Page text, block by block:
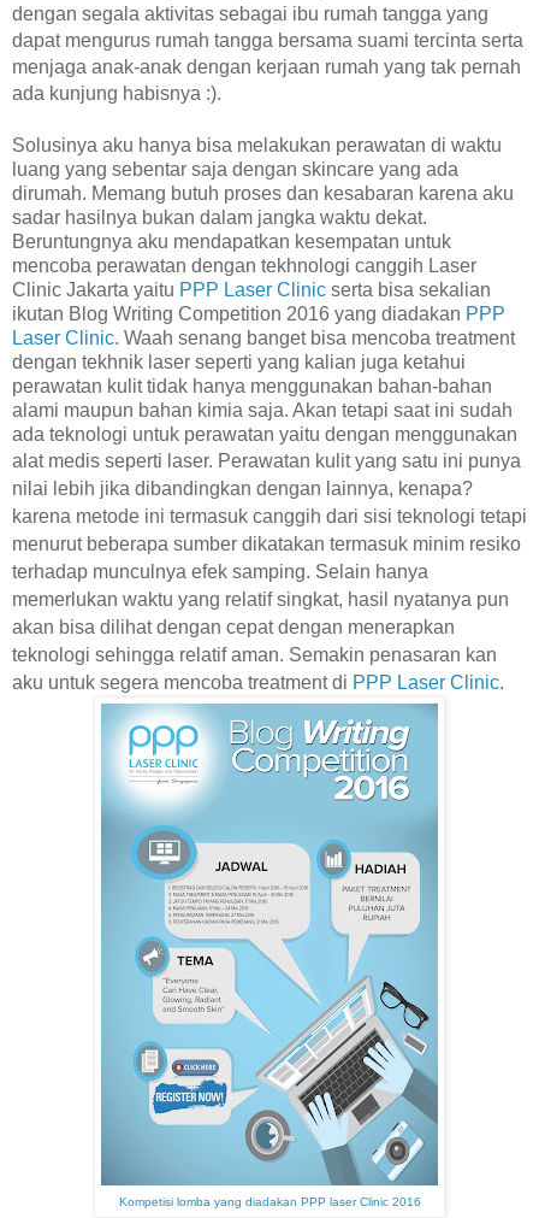
dengan segala aktivitas sebagai ibu rumah tangga yang
dapat mengurus rumah tangga bersama suami tercinta serta
menjaga anak-anak dengan kerjaan rumah yang tak pernah
ada kunjung habisnya :).
Solusinya aku hanya bisa melakukan perawatan di waktu
luang yang sebentar saja dengan skincare yang ada
dirumah. Memang butuh proses dan kesabaran karena aku
sadar hasilnya bukan dalam jangka waktu dekat.
Beruntungnya aku mendapatkan kesempatan untuk
mencoba perawatan dengan tekhnologi canggih Laser
Clinic Jakarta yaitu PPP Laser Clinic serta bisa sekalian
ikutan Blog Writing Competition 2016 yang diadakan PPP
Laser Clinic. Waah senang banget bisa mencoba treatment
dengan tekhnik laser seperti yang kalian juga ketahui
perawatan kulit tidak hanya menggunakan bahan-bahan
alami maupun bahan kimia saja. Akan tetapi saat ini sudah
ada teknologi untuk perawatan yaitu dengan menggunakan
alat medis seperti laser. Perawatan kulit yang satu ini punya
nilai lebih jika dibandingkan dengan lainnya, kenapa?
karena metode ini termasuk canggih dari sisi teknologi tetapi
menurut beberapa sumber dikatakan termasuk minim resiko
terhadap munculnya efek samping. Selain hanya
memerlukan waktu yang relatif singkat, hasil nyatanya pun
akan bisa dilihat dengan cepat dengan menerapkan
teknologi sehingga relatif aman. Semakin penasaran kan
aku untuk segera mencoba treatment di PPP Laser Clinic.
Kompetisi lomba yang diadakan PPP laser Clinic 2016